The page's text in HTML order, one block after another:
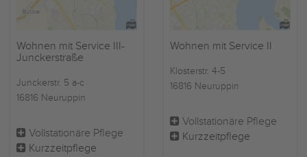
Wohnen mit Service III-
Junckerstraße
Junckerstr. 5 a-c
16816 Neuruppin
Vollstationäre Pflege
Kurzzeitpflege
Wohnen mit Service II
Klosterstr. 4-5
16816 Neuruppin
Vollstationäre Pflege
Kurzzeitpflege